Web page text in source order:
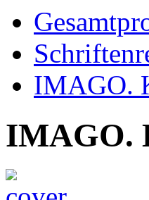
IMAGO.
IMAGO.